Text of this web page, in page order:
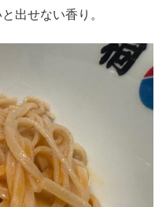
出せない香り。